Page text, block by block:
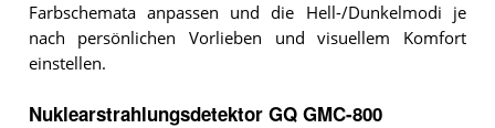
Farbschemata anpassen und die Hell-/Dunkelmodi je
nach persönlichen Vorlieben und visuellem Komfort
einstellen.
Nuklearstrahlungsdetektor GQ GMC-800